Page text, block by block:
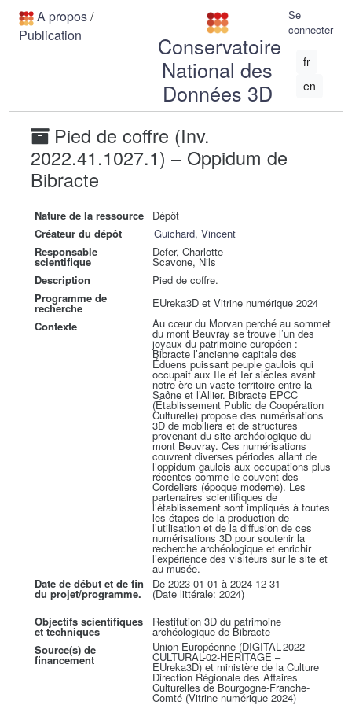
A propos/
Publication
Conservatoire
National des
Données 3D
Se
connecter
fr
en
Pied de coffre (Inv.
2022.41.1027.1) – Oppidum de
Bibracte
Nature de la ressource
Dépôt
Créateur du dépôt
Guichard, Vincent
Responsable
scientifique
Defer, Charlotte
Scavone, Nils
Description
Pied de coffre.
Programme de
recherche
EUreka3D et Vitrine numérique 2024
Contexte
Au cœur du Morvan perché au sommet
du mont Beuvray se trouve l’un des
joyaux du patrimoine européen :
Bibracte l’ancienne capitale des
Éduens puissant peuple gaulois qui
occupait aux IIe et Ier siècles avant
notre ère un vaste territoire entre la
Saône et l’Allier. Bibracte EPCC
(Établissement Public de Coopération
Culturelle) propose des numérisations
3D de mobiliers et de structures
provenant du site archéologique du
mont Beuvray. Ces numérisations
couvrent diverses périodes allant de
l’oppidum gaulois aux occupations plus
récentes comme le couvent des
Cordeliers (époque moderne). Les
partenaires scientifiques de
l’établissement sont impliqués à toutes
les étapes de la production de
l’utilisation et de la diffusion de ces
numérisations 3D pour soutenir la
recherche archéologique et enrichir
l’expérience des visiteurs sur le site et
au musée.
Date de début et de fin
du projet/programme.
De 2023-01-01 à 2024-12-31
(Date littérale: 2024)
Objectifs scientifiques
et techniques
Restitution 3D du patrimoine
archéologique de Bibracte
Source(s) de
financement
Union Européenne (DIGITAL-2022-
CULTURAL-02-HERITAGE –
EUreka3D) et ministère de la Culture
Direction Régionale des Affaires
Culturelles de Bourgogne-Franche-
Comté (Vitrine numérique 2024)